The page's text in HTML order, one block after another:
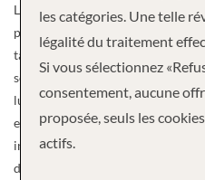
La Compagnie du Ponant offre le
profitez du confort d’une croisière
taille intime: exclusivement entre
sont élégants et épurés, faites
ludique et décontractée, sans
exceptionnels et approchez vous
inaccessibles aux grands navires.
de visiter des destinations souvent
les catégories. Une telle
légalité du traitement
Si vous sélectionnez
consentement, aucune
proposée, seuls les
actifs.